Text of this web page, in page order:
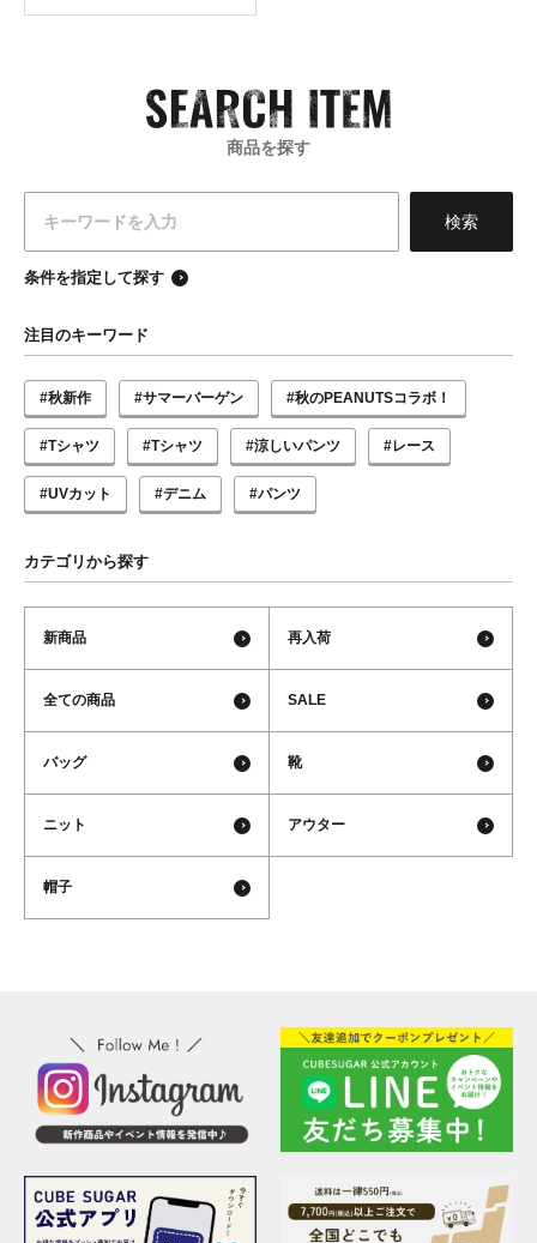
商品を探す
条件を指定して探す
注目のキーワード
#秋新作 #サマーバーゲン #秋のPEANUTSコラボ！
#Tシャツ #Tシャツ #涼しいパンツ #レース
#UVカット #デニム #パンツ
カテゴリから探す
新商品 再入荷
全ての商品 SALE
バッグ 靴
ニット アウター
帽子